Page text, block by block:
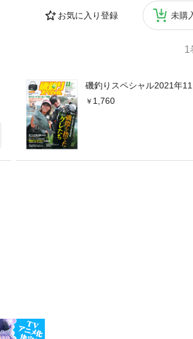
お気に入り登録 未購
1
磯釣りスペシャル2021年
1,760